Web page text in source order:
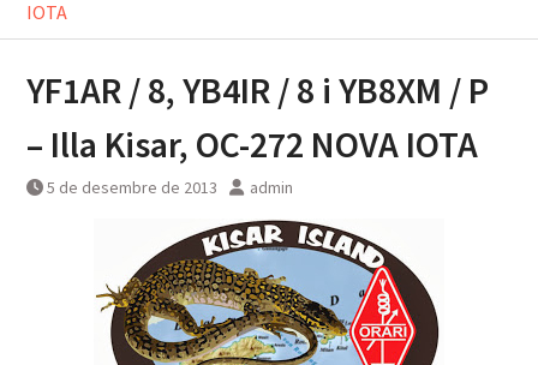
IOTA
YF1AR / 8, YB4IR / 8 i YB8XM / P
– Illa Kisar, OC-272 NOVA IOTA
5 de desembre de 2013 admin